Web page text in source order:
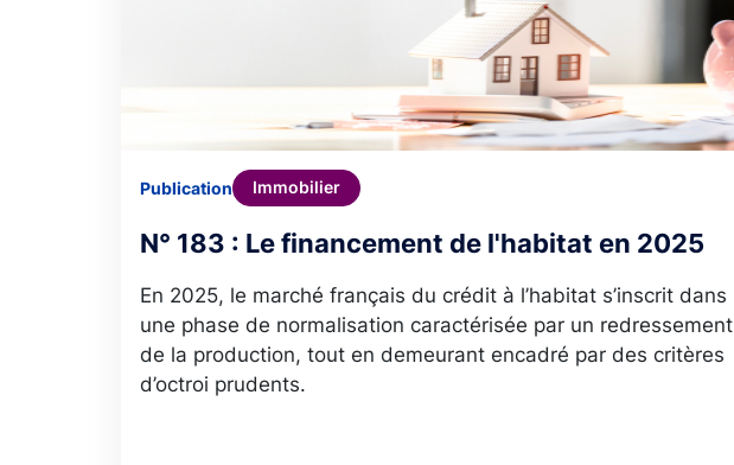
N° 183 : Le financement de l'habitat en 2025
Publication Immobilier
En 2025, le marché français du crédit à l’habitat s’inscrit dans
une phase de normalisation caractérisée par un redressement
de la production, tout en demeurant encadré par des critères
d’octroi prudents.